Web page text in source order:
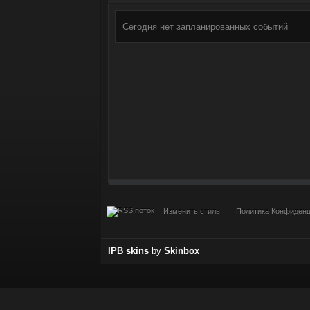
Сегодня нет запланированных событий
Изменить стиль Политика
IPB skins bySkinbox